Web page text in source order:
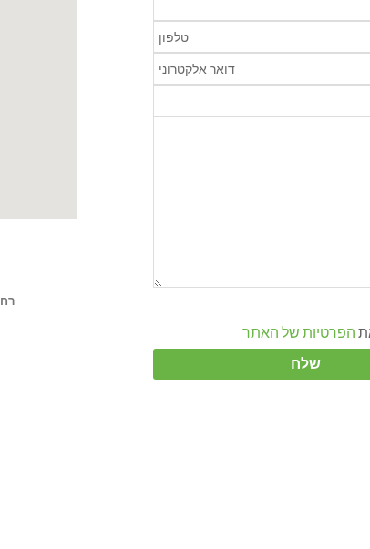
הפרטיות של האתר
רח'